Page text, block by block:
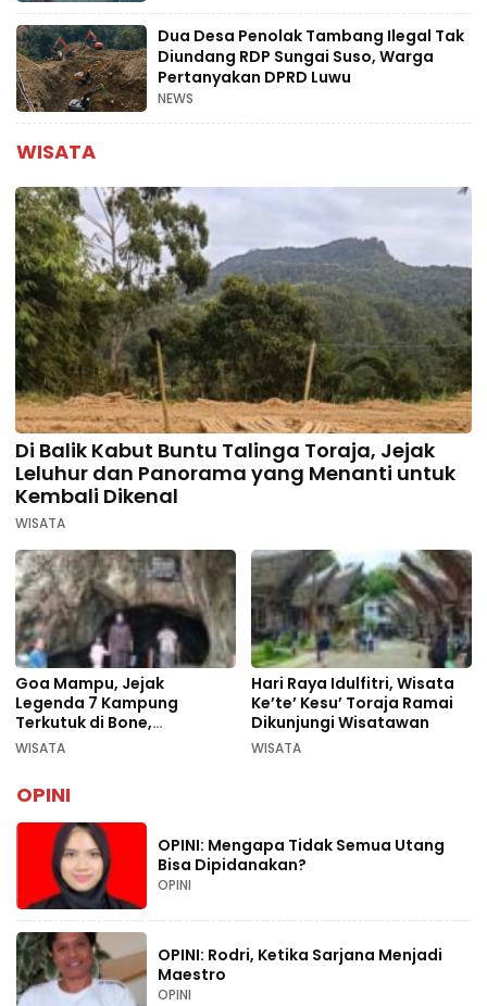
Dua Desa Penolak Tambang Ilegal Tak
Diundang RDP Sungai Suso, Warga
Pertanyakan DPRD Luwu
NEWS
WISATA
Di Balik Kabut Buntu Talinga Toraja, Jejak
Leluhur dan Panorama yang Menanti untuk
Kembali Dikenal
WISATA
Goa Mampu, Jejak
Legenda 7 Kampung
Terkutuk di Bone,
Rekomendasi Liburan
WISATA
Hari Raya Idulfitri, Wisata
Ke’te’ Kesu’ Toraja Ramai
Dikunjungi Wisatawan
WISATA
OPINI
OPINI: Mengapa Tidak Semua Utang
Bisa Dipidanakan?
OPINI
OPINI: Rodri, Ketika Sarjana Menjadi
Maestro
OPINI